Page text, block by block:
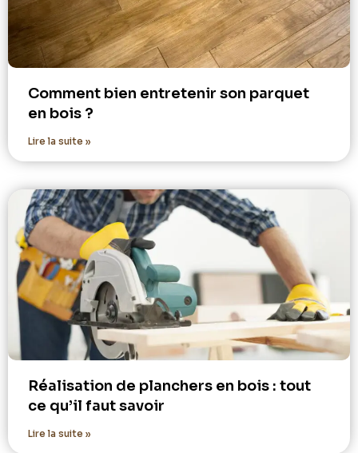
Comment bien entretenir son parquet
en bois ?
Lire la suite »
Réalisation de planchers en bois : tout
ce qu’il faut savoir
Lire la suite »